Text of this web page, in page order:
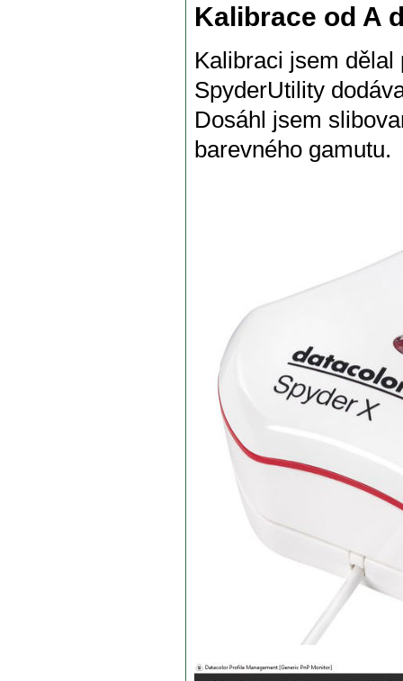
Kalibrace od A
Kalibraci jsem
SpyderUtility
Dosáhl jsem
barevného gamutu.